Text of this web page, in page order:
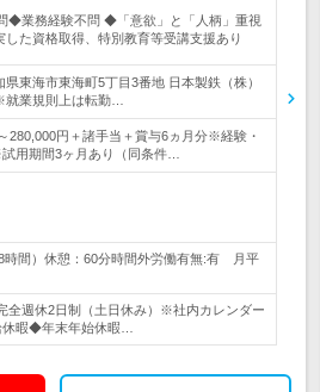
◆業務経験不問 ◆「意欲」と「人柄」重視
た資格取得、特別教育等受講支援あり
県東海市東海町5丁目3番地 日本製鉄（株）
業規則上は転勤…
280,000円＋諸手当＋賞与6ヵ月分※経験・
用期間3ヶ月あり（同条件…
時間）休憩：60分時間外労働有無:有 月平
全週休2日制（土日休み）※社内カレンダー
暇◆年末年始休暇…